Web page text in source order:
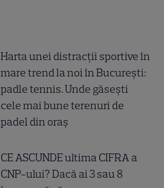
Harta unei distracții sportive în
mare trend la noi în București:
padle tennis. Unde găsești
cele mai bune terenuri de
padel din oraș
CE ASCUNDE ultima CIFRA a
CNP-ului? Dacă ai 3 sau 8